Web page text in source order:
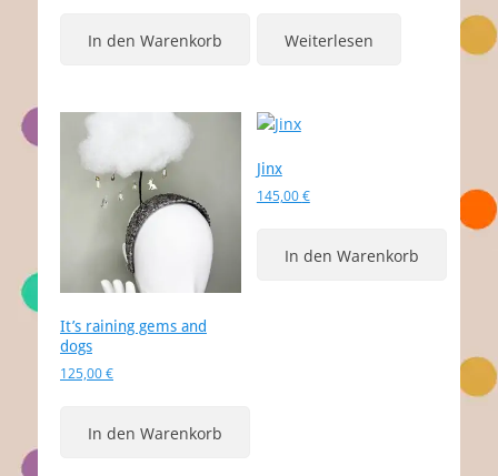
In den Warenkorb Weiterlesen
It’s raining gems and
dogs
125,00€
In den Warenkorb
Jinx
145,00€
In den Warenkorb